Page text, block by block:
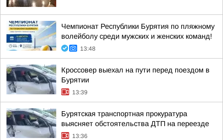
Чемпионат Республики Бурятия по пляжному
волейболу среди мужских и женских команд!
13:48
Кроссовер выехал на пути перед поездом в
Бурятии
13:39
Бурятская транспортная прокуратура
выясняет обстоятельства ДТП на переезде
13:36